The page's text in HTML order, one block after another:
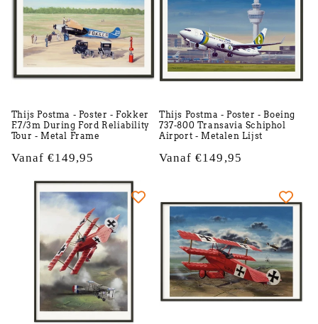
Thijs Postma - Poster - Fokker
F.7/3m During Ford Reliability
Tour - Metal Frame
Normale
Vanaf €149,95
Thijs Postma - Poster - Boeing
737-800 Transavia Schiphol
Airport - Metalen Lijst
Normale
Vanaf €149,95